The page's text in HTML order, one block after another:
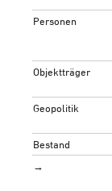
Personen
Objektträger
Geopolitik
Bestand
→